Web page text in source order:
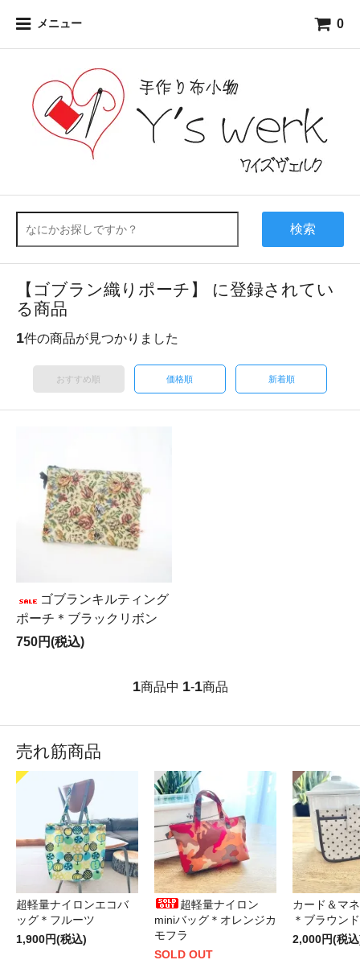
メニュー 0
検索
【ゴブラン織りポーチ】 に登録されてい
る商品
1件の商品が見つかりました
おすすめ順 価格順 新着順
ゴブランキルティング
ポーチ＊ブラックリボン
750円(税込)
1商品中 1-1商品
売れ筋商品
超軽量ナイロンエコバ
ッグ＊フルーツ
1,900円(税込)
超軽量ナイロン
miniバッグ＊オレンジカ
モフラ
SOLD OUT
カード＆マ
＊ブラウン
2,000円(税